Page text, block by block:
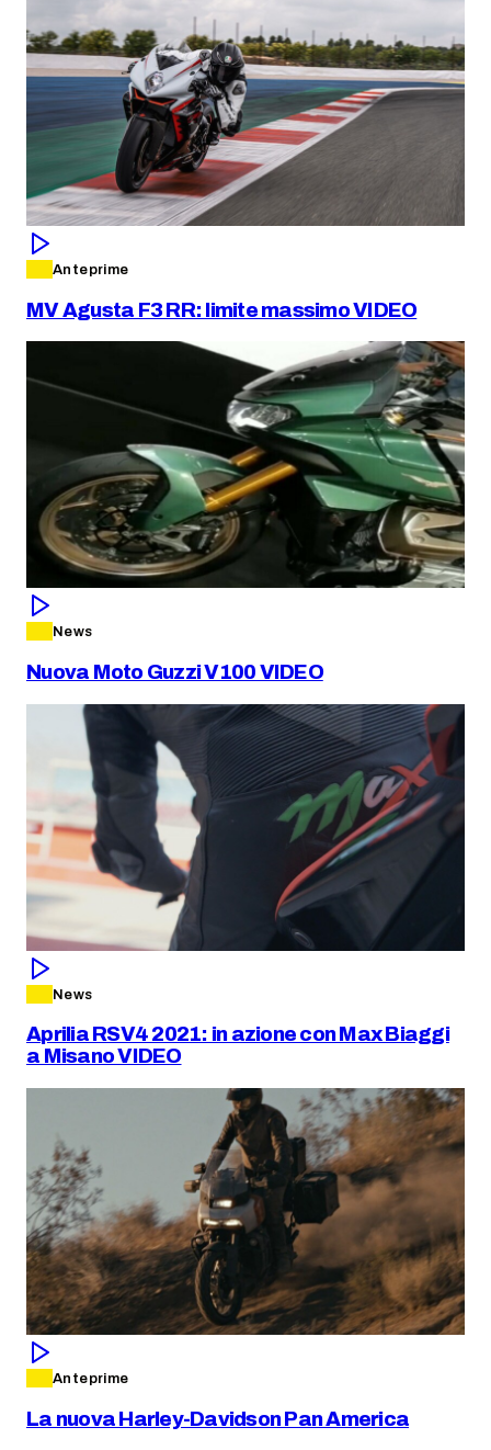
Anteprime
MV Agusta F3 RR: limite massimo VIDEO
News
Nuova Moto Guzzi V100 VIDEO
News
Aprilia RSV4 2021: in azione con Max Biaggi
a Misano VIDEO
Anteprime
La nuova Harley-Davidson Pan America